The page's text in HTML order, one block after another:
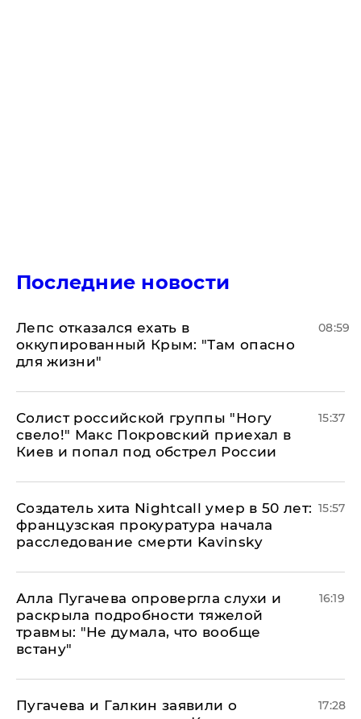
Последние новости
Лепс отказался ехать в
оккупированный Крым: "Там опасно
для жизни"
08:59
Солист российской группы "Ногу
свело!" Макс Покровский приехал в
Киев и попал под обстрел России
15:37
Создатель хита Nightcall умер в 50 лет:
французская прокуратура начала
расследование смерти Kavinsky
15:57
Алла Пугачева опровергла слухи и
раскрыла подробности тяжелой
травмы: "Не думала, что вообще
встану"
16:19
Пугачева и Галкин заявили о
17:28